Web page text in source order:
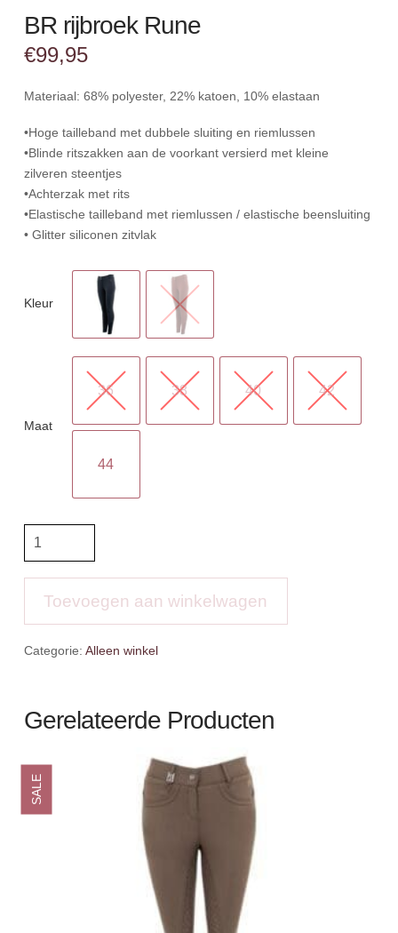
BR rijbroek Rune
€99,95
Materiaal: 68% polyester, 22% katoen, 10% elastaan
•Hoge tailleband met dubbele sluiting en riemlussen
•Blinde ritszakken aan de voorkant versierd met kleine
zilveren steentjes
•Achterzak met rits
•Elastische tailleband met riemlussen / elastische beensluiting
• Glitter siliconen zitvlak
Kleur
Maat
36 38 40 42
44
aantalToevoegen aan winkelwagen
Categorie: Alleen winkel
Gerelateerde Producten
SALE